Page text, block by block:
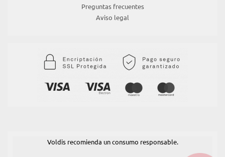
Preguntas frecuentes
Aviso legal
Voldis recomienda un consumo responsable.